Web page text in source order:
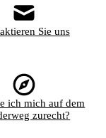
Sie uns
ich mich auf dem
zurecht?